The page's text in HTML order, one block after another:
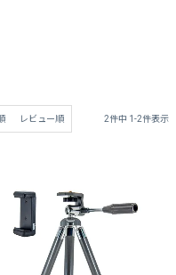
レビュー順 2件中 1 -2件表示